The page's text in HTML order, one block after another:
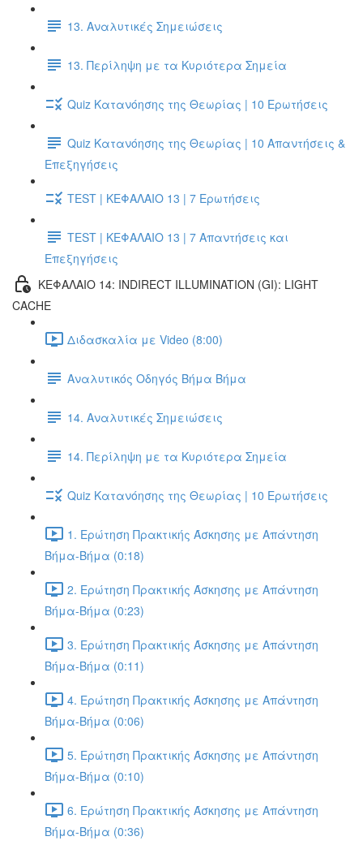
13. Αναλυτικές Σημειώσεις
13. Περίληψη με τα Κυριότερα Σημεία
Quiz Κατανόησης της Θεωρίας | 10 Ερωτήσεις
Quiz Κατανόησης της Θεωρίας | 10 Απαντήσεις &
Επεξηγήσεις
TEST | ΚΕΦΑΛΑΙΟ 13 | 7 Ερωτήσεις
TEST | ΚΕΦΑΛΑΙΟ 13 | 7 Απαντήσεις και
Επεξηγήσεις
ΚΕΦΑΛΑΙΟ 14: INDIRECT ILLUMINATION (GI): LIGHT
CACHE
Διδασκαλία με Video (8:00)
Αναλυτικός Οδηγός Βήμα Βήμα
14. Αναλυτικές Σημειώσεις
14. Περίληψη με τα Κυριότερα Σημεία
Quiz Κατανόησης της Θεωρίας | 10 Ερωτήσεις
1. Ερώτηση Πρακτικής Άσκησης με Απάντηση
Βήμα-Βήμα (0:18)
2. Ερώτηση Πρακτικής Άσκησης με Απάντηση
Βήμα-Βήμα (0:23)
3. Ερώτηση Πρακτικής Άσκησης με Απάντηση
Βήμα-Βήμα (0:11)
4. Ερώτηση Πρακτικής Άσκησης με Απάντηση
Βήμα-Βήμα (0:06)
5. Ερώτηση Πρακτικής Άσκησης με Απάντηση
Βήμα-Βήμα (0:10)
6. Ερώτηση Πρακτικής Άσκησης με Απάντηση
Βήμα-Βήμα (0:36)